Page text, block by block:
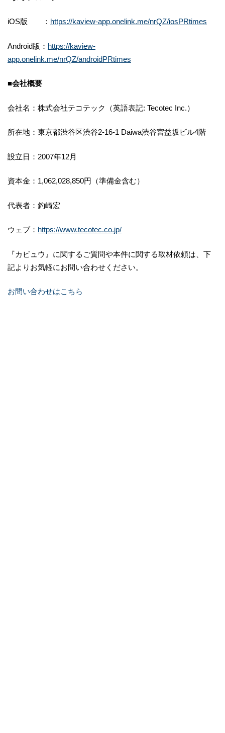
iOS版 ： https://kaview-app.onelink.me/nrQZ/iosPRtimes
Android版： https://kaview-
app.onelink.me/nrQZ/androidPRtimes
■会社概要
会社名：株式会社テコテック（英語表記: Tecotec Inc.）
所在地：東京都渋谷区渋谷2-16-1 Daiwa渋谷宮益坂ビル4階
設立日：2007年12月
資本金：1,062,028,850円（準備金含む）
代表者：釣崎宏
ウェブ： https://www.tecotec.co.jp/
『カビュウ』に関するご質問や本件に関する取材依頼は、下
記よりお気軽にお問い合わせください。
お問い合わせはこちら